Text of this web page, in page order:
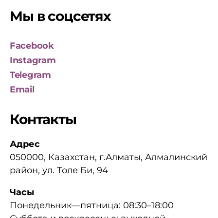
Мы в соцсетях
Facebook
Instagram
Telegram
Email
Контакты
Адрес
050000, Казахстан, г.Алматы, Алмалинский
район, ул. Толе Би, 94
Часы
Понедельник—пятница: 08:30–18:00